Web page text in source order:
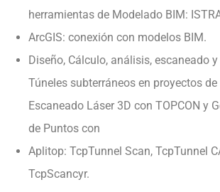
herramientas de Modelado BIM:
ArcGIS: conexión con modelos BIM.
Diseño, Cálculo, análisis, escaneado
Túneles subterráneos en proyectos
Escaneado Láser 3D con TOPCON y
de Puntos con
Aplitop: TcpTunnel Scan, TcpTunnel
TcpScancyr.